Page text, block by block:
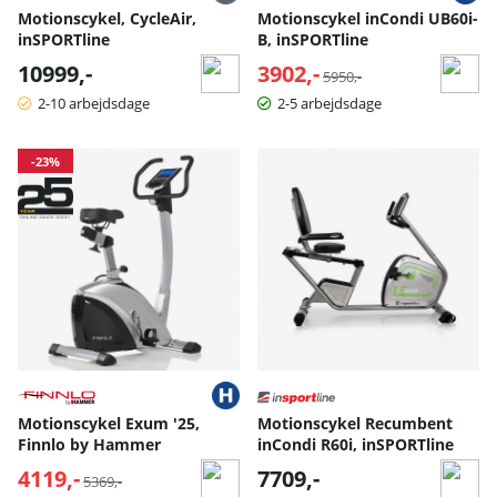
vokser konstant for at imødekomme behovene hos både
privatpersoner, virksomheder, foreninger og fitnesscentre.
Har du spørgsmål om motionscykler eller andet
træningsudstyr? Tøv ikke med at kontakte vores kyndige
team. Vi er her for at give dig den bedst mulige hjælp og
På Sportgymbutiken er din træningsoplevelse vores
topprioritet.
Motionscykel, CycleAir,
inSPORTline
10999,-
2-10 arbejdsdage
Motionscykel inCondi UB60i-
B, inSPORTline
3902,- Normalpris:
5950,-
2-5 arbejdsdage
-23%
Motionscykel Exum '25,
Finnlo by Hammer
4119,- Normalpris:
5369,-
Motionscykel Recumbent
inCondi R60i, inSPORTline
7709,-